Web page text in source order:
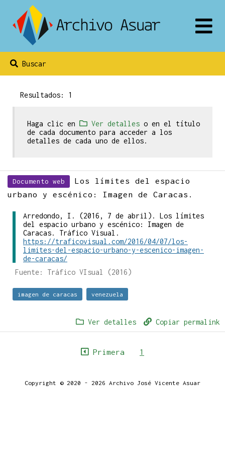
Buscar
Resultados: 1
Haga clic en Ver detalles o en el título
de cada documento para acceder a los
detalles de cada uno de ellos.
Documento web
Los límites del espacio
urbano y escénico: Imagen de Caracas.
Arredondo, I. (2016, 7 de abril). Los límites
del espacio urbano y escénico: Imagen de
Caracas. Tráfico Visual.
https://traficovisual.com/2016/04/07/los-
limites-del-espacio-urbano-y-escenico-imagen-
de-caracas/
Fuente: Tráfico VIsual (2016)
imagen de caracas venezuela
Ver detalles Copiar permalink
Primera 1
Copyright © 2020 - 2026 Archivo José Vicente Asuar